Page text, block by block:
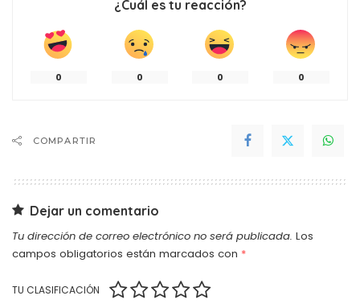
¿Cuál es tu reacción?
0 0 0 0
COMPARTIR
Dejar un comentario
Tu dirección de correo electrónico no será publicada. Los
campos obligatorios están marcados con *
TU CLASIFICACIÓN